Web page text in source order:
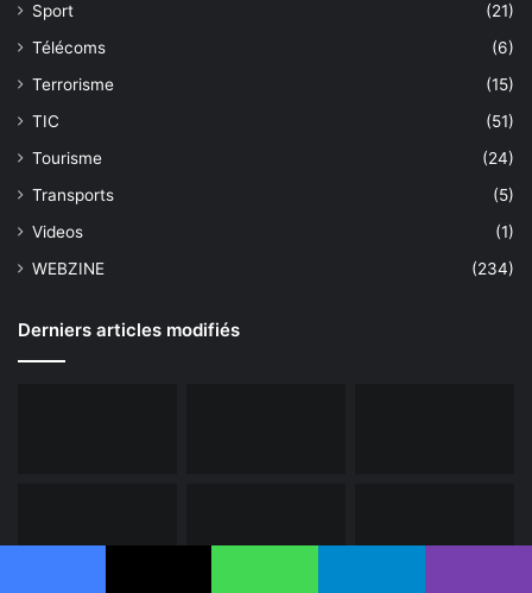
Sport
(21)
Télécoms
(6)
Terrorisme
(15)
TIC
(51)
Tourisme
(24)
Transports
(5)
Videos
(1)
WEBZINE
(234)
Derniers articles modifiés